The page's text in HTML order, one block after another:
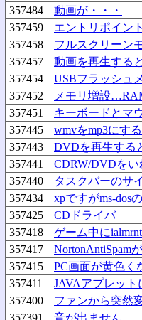
357484
動画が・・・
357459
エントリポイン
357458
フルスクリーン
357457
動画を再生する
357454
USBフラッシュ
357452
メモリ増設
357451
キーボードとマ
357445
wmvをmp3にす
357443
DVDを再生する
357441
CDRW/DVDを
357440
タスクバーのサ
357434
xpですがms-dos
357425
CDドライバ
357418
ゲーム中に
357417
NortonAntiSpam
357415
PC画面が黄色く
357411
JAVAアプレット
357400
ファンから突然
357391
音が出ません